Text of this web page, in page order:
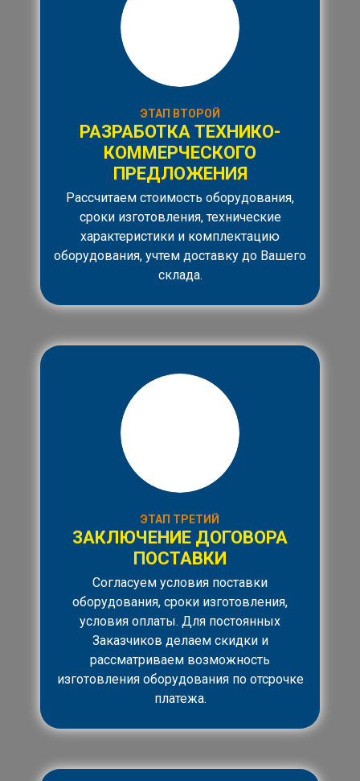
ЭТАП ВТОРОЙ
РАЗРАБОТКА ТЕХНИКО-
КОММЕРЧЕСКОГО
ПРЕДЛОЖЕНИЯ
Рассчитаем стоимость оборудования,
сроки изготовления, технические
характеристики и комплектацию
оборудования, учтем доставку до Вашего
склада.
ЭТАП ТРЕТИЙ
ЗАКЛЮЧЕНИЕ ДОГОВОРА
ПОСТАВКИ
Согласуем условия поставки
оборудования, сроки изготовления,
условия оплаты. Для постоянных
Заказчиков делаем скидки и
рассматриваем возможность
изготовления оборудования по отсрочке
платежа.